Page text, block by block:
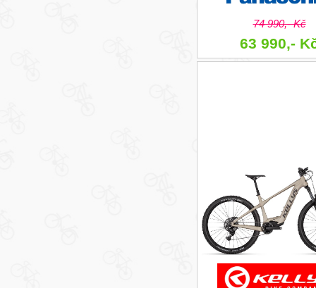
74 990,- Kč
63 990,-